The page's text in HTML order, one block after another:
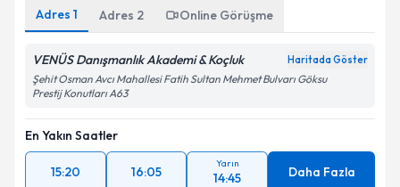
Adres 1 Adres 2 Online Görüşme
VENÜS Danışmanlık Akademi & Koçluk Haritada Göster
Şehit Osman Avcı Mahallesi Fatih Sultan Mehmet Bulvarı Göksu
Prestij Konutları A63
En Yakın Saatler
15:20 16:05
Yarın
14:45 Daha Fazla